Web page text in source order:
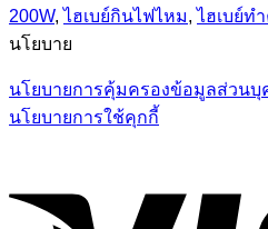
200W,ไฮเบย์กินไฟไหม,ไฮเบย์ท
นโยบาย
นโยบายการคุ้มครองข้อมูลส่วนบุ
นโยบายการใช้คุกกี้